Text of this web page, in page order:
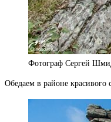
Фотограф Сергей
Обедаем в районе красивого